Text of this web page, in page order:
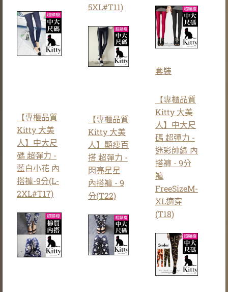
5XL#T11)
套裝
【專櫃品質
Kitty 大美
人】中大尺
碼 超彈力 -
藍白小花 內
搭褲-9分(L-
2XL#T17)
【專櫃品質
Kitty 大美
人】顯瘦百
搭 超彈力 -
閃亮星星
內搭褲 - 9
分(T22)
【專櫃品質
Kitty 大美
人】中大尺
碼 超彈力 -
迷彩帥綠 內
搭褲 - 9分
褲
FreeSizeM-
XL適穿
(T18)